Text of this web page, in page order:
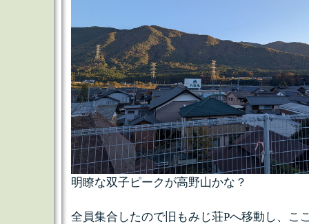
明瞭な双子ピークが高野山かな？
全員集合したので旧もみじ荘Pへ移動し、こ